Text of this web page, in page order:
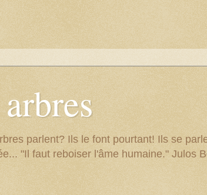
parlent? Ils le font pourtant! Ils se
"Il faut reboiser l'âme humaine." Julos